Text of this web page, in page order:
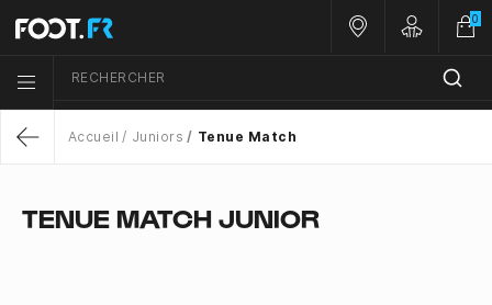
Menu list icon
RECHERCHER
Nos magasins
Customer
0
Accueil Juniors Tenue Match
TENUE MATCH JUNIOR